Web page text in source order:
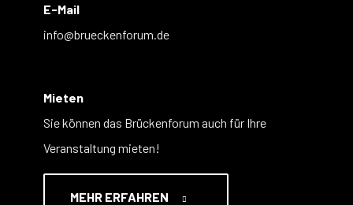
E-Mail
info@brueckenforum.de
Mieten
Sie können das Brückenforum auch für Ihre
Veranstaltung mieten!
MEHR ERFAHREN